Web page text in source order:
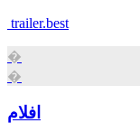
trailer.best
�
�
افلام